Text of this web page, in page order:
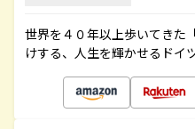
世界を４０年以上歩いてきた
けする、人生を輝かせるドイ